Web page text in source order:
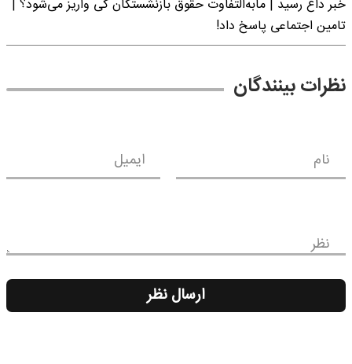
خبر داغ رسید | مابه‌التفاوت حقوق بازنشستگان کی واریز می‌شود؟ |
تامین اجتماعی پاسخ داد!
نظرات بینندگان
نام ایمیل
نظر
ارسال نظر